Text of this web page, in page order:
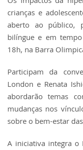
crianças e
aberto ao público,
bilíngue e em
18h, na Barra
Participam da
London e Renata
abordarão temas
mudanças nos
sobre o bem-estar
A iniciativa integra o